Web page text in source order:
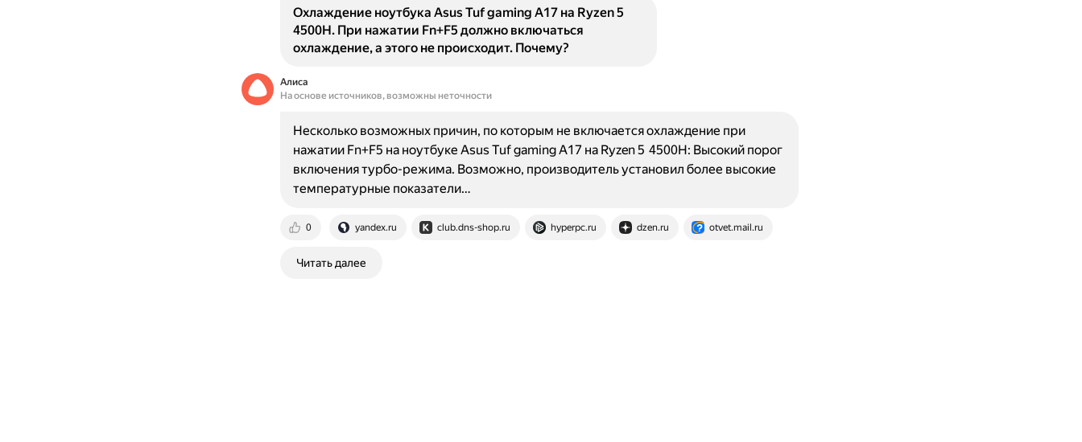
Охлаждение ноутбука Asus Tuf gaming A17 на Ryzen 5
4500H. При нажатии Fn+F5 должно включаться
охлаждение, а этого не происходит. Почему?
Алиса
На основе источников, возможны неточности
0 yandex.ru club.dns-shop.ru hyperpc.ru dzen.ru otvet.mail.ru
Несколько возможных причин, по которым не включается охлаждение при
нажатии Fn+F5 на ноутбуке Asus Tuf gaming A17 на Ryzen 5 4500H: Высокий порог
включения турбо-режима. Возможно, производитель установил более высокие
температурные показатели…
Читать далее